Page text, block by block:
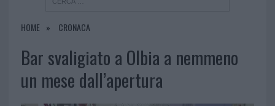
HOME CRONACA
Bar svaligiato a Olbia a nemmeno
un mese dall’apertura